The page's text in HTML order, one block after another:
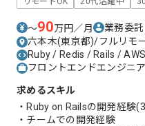
〜90万円／月 業務委
六本木(東京都)/フルリモ
Ruby / Redis / Rails /
フロントエンドエンジニ
求めるスキル
・Ruby on Railsの開発経験
・チームでの開発経験